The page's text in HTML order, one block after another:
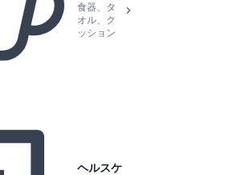
食器、タ
オル、ク
ッション
ヘルスケ